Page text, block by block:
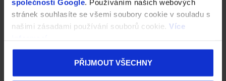
společnosti Google. Používáním našich webových
stránek souhlasíte se všemi soubory cookie v souladu s
našimi zásadami používání souborů cookie. Více
PŘIJMOUT VŠECHNY